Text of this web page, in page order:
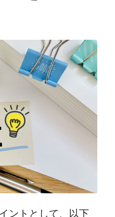
ントとして、以下